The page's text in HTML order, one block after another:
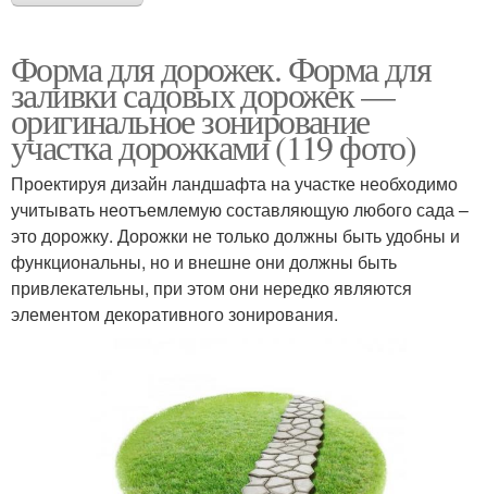
Форма для дорожек. Форма для
заливки садовых дорожек —
оригинальное зонирование
участка дорожками (119 фото)
Проектируя дизайн ландшафта на участке необходимо
учитывать неотъемлемую составляющую любого сада –
это дорожку. Дорожки не только должны быть удобны и
функциональны, но и внешне они должны быть
привлекательны, при этом они нередко являются
элементом декоративного зонирования.